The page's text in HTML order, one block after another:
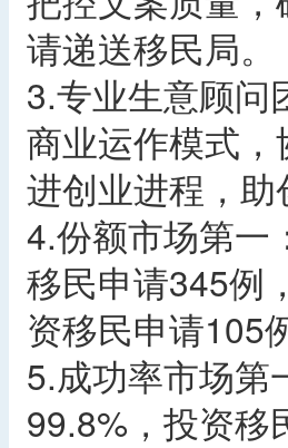
请递送移民局。
3.专业生意顾问
商业运作模式
进创业进程，助
4.份额市场第一
移民申请345例
资移民申请105
5.成功率市场第
99.8%，投资移